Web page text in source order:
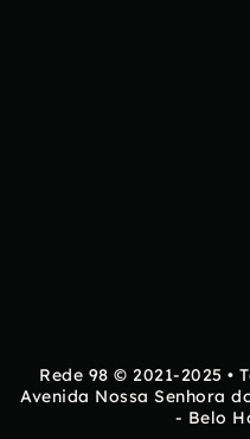
Rede 98 © 2021-2025 •
Avenida Nossa Senhora
- Belo